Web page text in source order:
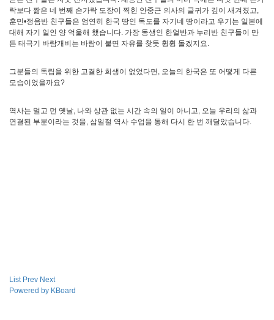
락보다 짦은 네 번째 손가락 도장이 찍힌 안중근 의사의 글귀가 깊이 새겨졌고,
훈민•정음반 친구들은 엄연히 한국 땅인 독도를 자기네 땅이라고 우기는 일본에
대해 자기 일인 양 억울해 했습니다. 가장 동생인 한얼반과 누리반 친구들이 만
든 태극기 바람개비는 바람이 불면 자유를 찾듯 휭휭 돌겠지요.
그분들의 독립을 위한 고결한 희생이 없었다면, 오늘의 한국은 또 어떻게 다른
모습이었을까요?
역사는 멀고 먼 옛날, 나와 상관 없는 시간 속의 일이 아니고, 오늘 우리의 삶과
연결된 부분이라는 것을, 삼일절 역사 수업을 통해 다시 한 번 깨달았습니다.
List Prev Next
Powered by KBoard